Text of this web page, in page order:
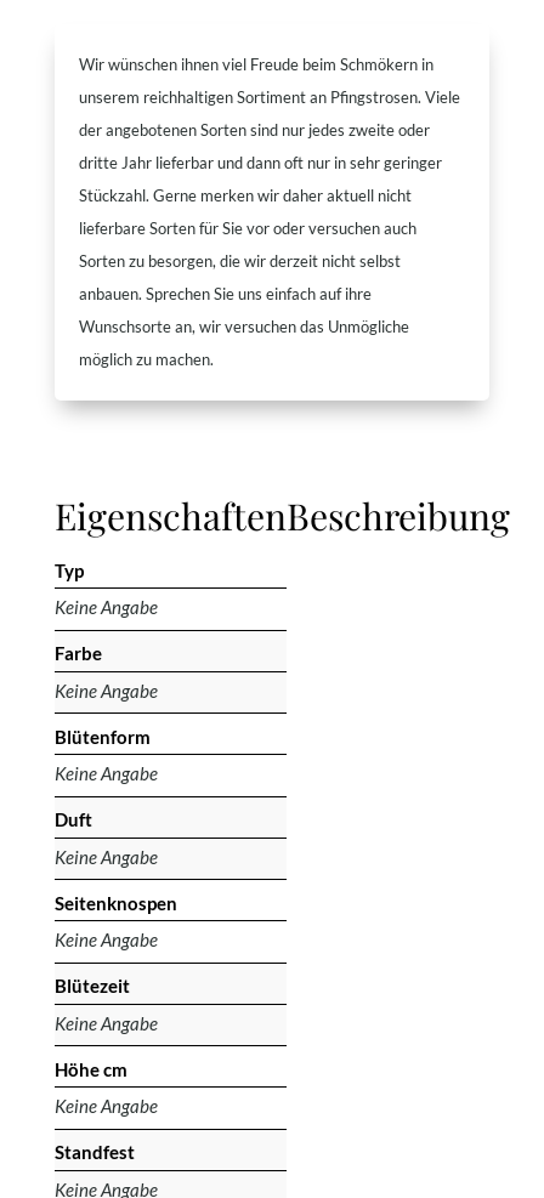
Wir wünschen ihnen viel Freude beim Schmökern in
unserem reichhaltigen Sortiment an Pfingstrosen. Viele
der angebotenen Sorten sind nur jedes zweite oder
dritte Jahr lieferbar und dann oft nur in sehr geringer
Stückzahl. Gerne merken wir daher aktuell nicht
lieferbare Sorten für Sie vor oder versuchen auch
Sorten zu besorgen, die wir derzeit nicht selbst
anbauen. Sprechen Sie uns einfach auf ihre
Wunschsorte an, wir versuchen das Unmögliche
möglich zu machen.
Eigenschaften
Typ
Keine Angabe
Farbe
Keine Angabe
Blütenform
Keine Angabe
Duft
Keine Angabe
Seitenknospen
Keine Angabe
Blütezeit
Keine Angabe
Höhe cm
Keine Angabe
Standfest
Keine Angabe
Beschreibung